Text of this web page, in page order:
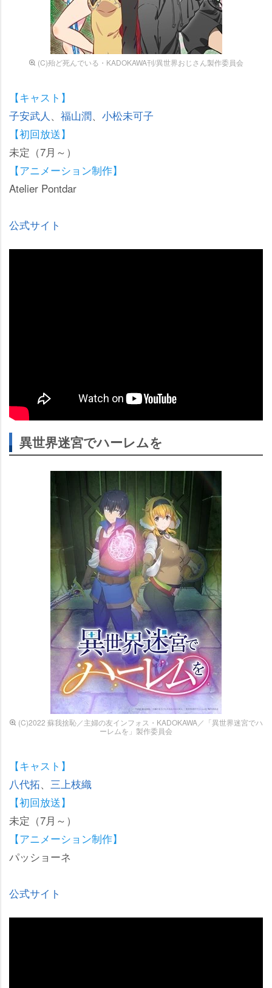
(C)殆ど死んでいる・KADOKAWA刊/異世界おじさん製作委員会
【キャスト】
子安武人 、 福山潤、 小松未可子
【初回放送】
未定（7月～）
【アニメーション制作】
Atelier Pontdar
公式サイト
異世界迷宮でハーレムを
(C)2022 蘇我捨恥／主婦の友インフォス・KADOKAWA／「異世界迷宮でハ
ーレムを」製作委員会
【キャスト】
八代拓、 三上枝織
【初回放送】
未定（7月～）
【アニメーション制作】
パッショーネ
公式サイト